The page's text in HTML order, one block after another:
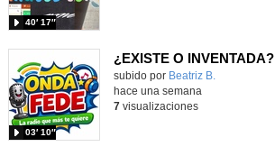
40′ 17″
¿EXISTE O INVENTADA?
Contenido educativo.
subido por Beatriz B.
03′ 10″
hace una semana
7visualizaciones